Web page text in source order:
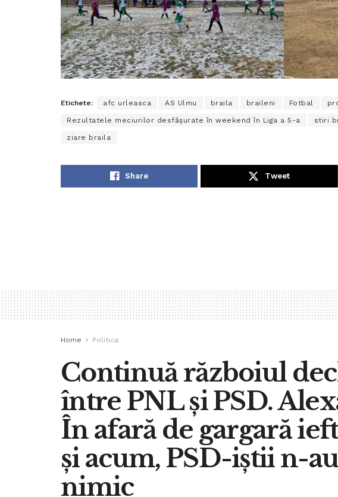
Etichete: afc urleasca AS Ulmu braila braileni Fotbal
Rezultatele meciurilor desfășurate în weekend în Liga a 5-a stiri
ziare braila
Share Tweet
Home Politica
Continuă războiul
între PNL și PSD.
În afară de gargară
și acum, PSD-iștii n-
nimic